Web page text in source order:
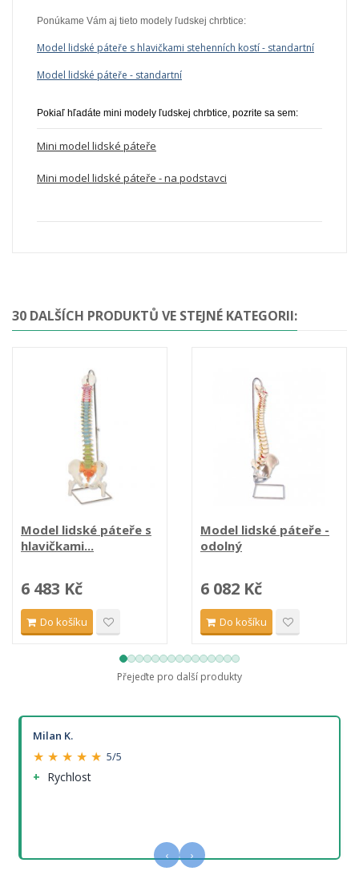
Ponúkame Vám aj tieto modely ľudskej chrbtice:
Model lidské páteře s hlavičkami stehenních kostí - standartní
Model lidské páteře - standartní
Pokiaľ hľadáte mini modely ľudskej chrbtice, pozrite sa sem:
Mini model lidské páteře
Mini model lidské páteře - na podstavci
30 DALŠÍCH PRODUKTŮ VE STEJNÉ KATEGORII:
Model lidské páteře s
hlavičkami...
6 483 Kč
Do košíku
Model lidské páteře -
odolný
6 082 Kč
Do košíku
Přejeďte pro další produkty
Milan K.
★ ★ ★ ★ ★ 5/5
Rychlost
‹ ›